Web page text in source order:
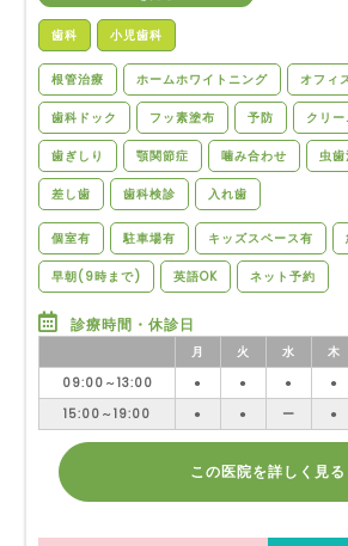
歯科 小児歯科
根管治療 ホームホワイトニング オフィ
歯科ドック フッ素塗布 予防 クリ
歯ぎしり 顎関節症 噛み合わせ 虫
差し歯 歯科検診 入れ歯
個室有 駐車場有 キッズスペース有
早朝(9時まで) 英語OK ネット予約
診療時間・休診日
月 火 水 木
09:00～13:00
● ● ● ●
15:00～19:00
● ● ー ●
この医院を詳しく見る